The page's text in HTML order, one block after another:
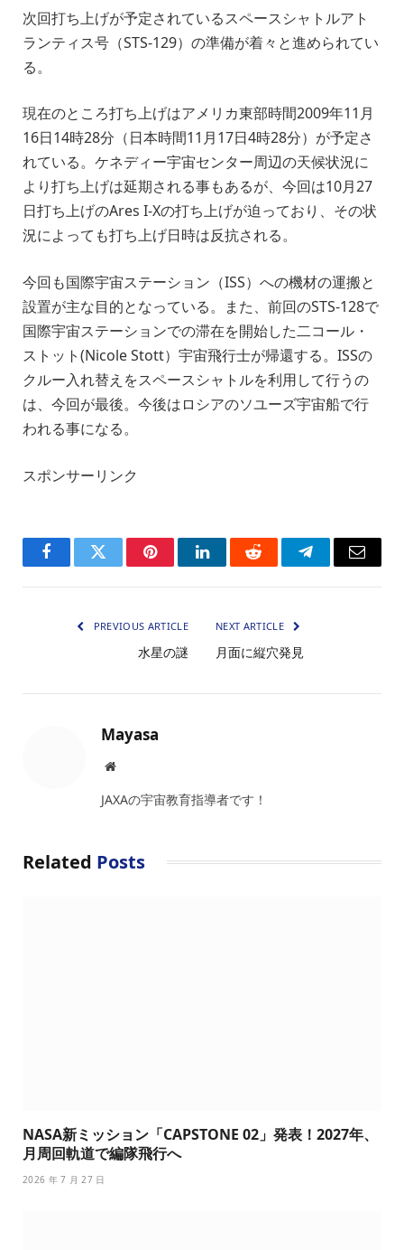
次回打ち上げが予定されているスペースシャトルアト
ランティス号（STS-129）の準備が着々と進められてい
る。
現在のところ打ち上げはアメリカ東部時間2009年11月
16日14時28分（日本時間11月17日4時28分）が予定さ
れている。ケネディー宇宙センター周辺の天候状況に
より打ち上げは延期される事もあるが、今回は10月27
日打ち上げのAres I-Xの打ち上げが迫っており、その状
況によっても打ち上げ日時は反抗される。
今回も国際宇宙ステーション（ISS）への機材の運搬と
設置が主な目的となっている。また、前回のSTS-128で
国際宇宙ステーションでの滞在を開始した二コール・
ストット(Nicole Stott）宇宙飛行士が帰還する。ISSの
クルー入れ替えをスペースシャトルを利用して行うの
は、今回が最後。今後はロシアのソユーズ宇宙船で行
われる事になる。
スポンサーリンク
FacebookTwitter PinterestLinkedInReddit TelegramEmail
PREVIOUS ARTICLE
水星の謎
NEXT ARTICLE
月面に縦穴発見
Mayasa
Website
JAXAの宇宙教育指導者です！
Related Posts
NASA新ミッション「CAPSTONE 02」発表！2027年、
月周回軌道で編隊飛行へ
2026 年 7 月 27 日